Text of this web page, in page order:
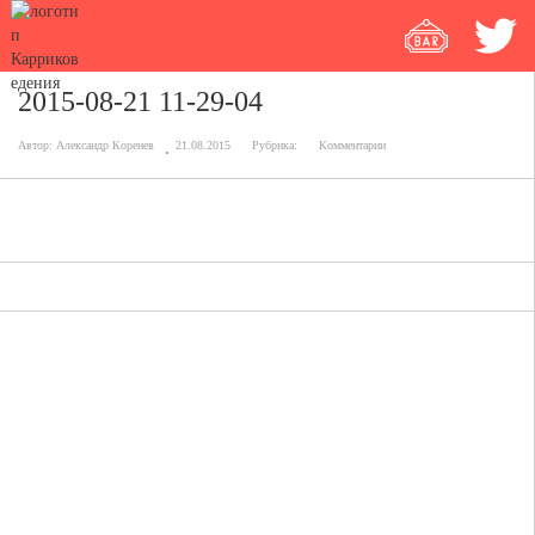
2015-08-21 11-29-04
Автор: Александр Коренев 21.08.2015 Рубрика: Комментарии